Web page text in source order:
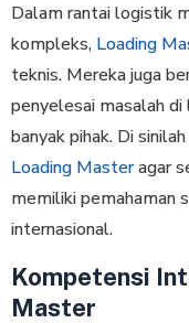
Dalam rantai logistik
kompleks, Loading
teknis. Mereka juga
penyelesai masalah di
banyak pihak. Di
Loading Masteragar
memiliki pemahaman
internasional.
Kompetensi
Master